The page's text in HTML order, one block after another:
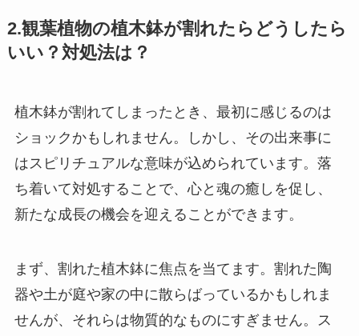
2.観葉植物の植木鉢が割れたらどうしたら
いい？対処法は？
植木鉢が割れてしまったとき、最初に感じるのは
ショックかもしれません。しかし、その出来事に
はスピリチュアルな意味が込められています。落
ち着いて対処することで、心と魂の癒しを促し、
新たな成長の機会を迎えることができます。
まず、割れた植木鉢に焦点を当てます。割れた陶
器や土が庭や家の中に散らばっているかもしれま
せんが、それらは物質的なものにすぎません。ス